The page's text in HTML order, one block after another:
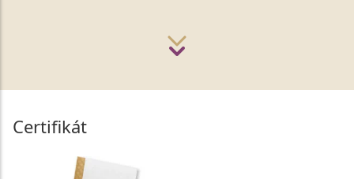
Certifikát